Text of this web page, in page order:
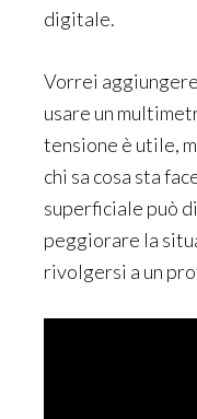
digitale.
Vorrei
usare un
tensione è utile,
chi sa cosa sta
superficiale può
peggiorare la
rivolgersi a un